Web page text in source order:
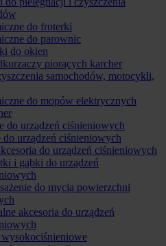
do froterki
do parownic
do okien
piorących karcher
samochodów, motocykli,
do mopów elektrycznych
do urządzeń ciśnieniowych
do urządzeń ciśnieniowych
do urządzeń ciśnieniowych
i gąbki do urządzeń
do mycia powierzchni
akcesoria do urządzeń